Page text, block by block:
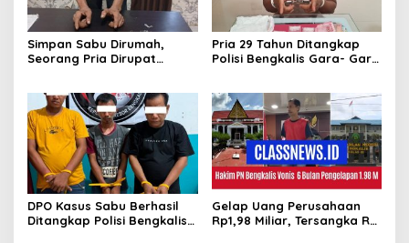
Simpan Sabu Dirumah,
Seorang Pria Dirupat
Pria 29 Tahun Ditangkap
Polisi Bengkalis Gara- Gara
DPO Kasus Sabu Berhasil
Ditangkap Polisi Bengkalis,
Gelap Uang Perusahaan
Rp1,98 Miliar, Tersangka RS